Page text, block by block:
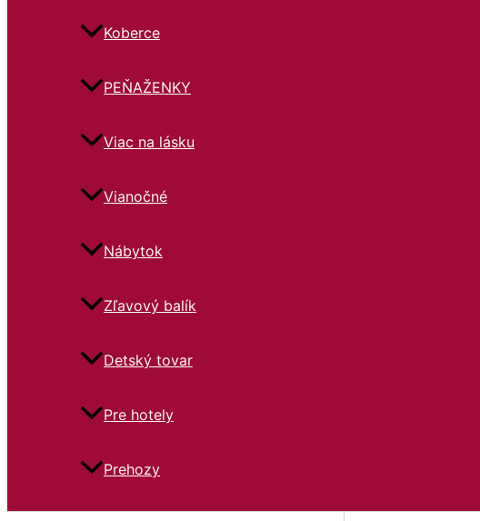
Koberce
PEŇAŽENKY
Viac na lásku
Vianočné
Nábytok
Zľavový balík
Detský tovar
Pre hotely
Prehozy